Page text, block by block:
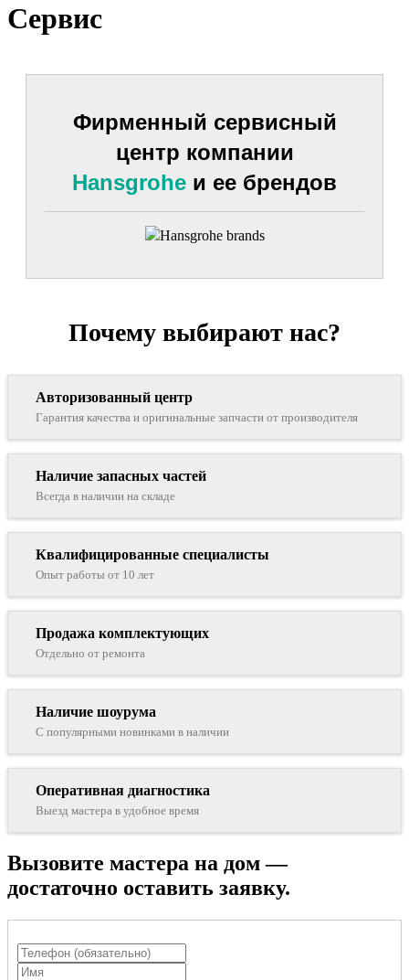
Сервис
Фирменный сервисный
центр компании
Hansgrohe и ее брендов
Почему выбирают нас?
Авторизованный центр
Гарантия качества и оригинальные запчасти от производителя
Наличие запасных частей
Всегда в наличии на складе
Квалифицированные специалисты
Опыт работы от 10 лет
Продажа комплектующих
Отдельно от ремонта
Наличие шоурума
С популярными новинками в наличии
Оперативная диагностика
Выезд мастера в удобное время
Вызовите мастера на дом —
достаточно оставить заявку.